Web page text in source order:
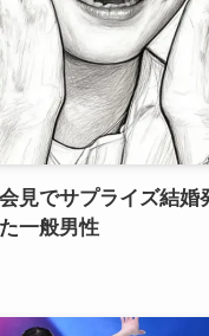
見でサプライズ結婚
一般男性